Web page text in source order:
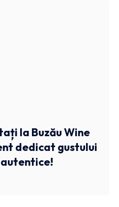
la Buzău Wine
dedicat gustului